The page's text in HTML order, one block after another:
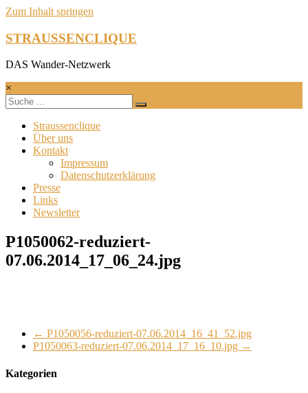
Zum Inhalt springen
STRAUSSENCLIQUE
DAS Wander-Netzwerk
×
Straussenclique
Über uns
Kontakt
Impressum
Datenschutzerklärung
Presse
Links
Newsletter
P1050062-reduziert-
07.06.2014_17_06_24.jpg
← P1050056-reduziert-07.06.2014_16_41_52.jpg
P1050063-reduziert-07.06.2014_17_16_10.jpg →
Kategorien